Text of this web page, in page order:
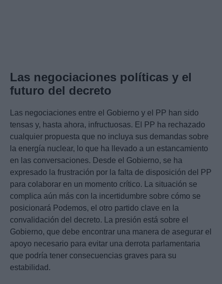
Las negociaciones políticas y el
futuro del decreto
Las negociaciones entre el Gobierno y el PP han sido
tensas y, hasta ahora, infructuosas. El PP ha rechazado
cualquier propuesta que no incluya sus demandas sobre
la energía nuclear, lo que ha llevado a un estancamiento
en las conversaciones. Desde el Gobierno, se ha
expresado la frustración por la falta de disposición del PP
para colaborar en un momento crítico. La situación se
complica aún más con la incertidumbre sobre cómo se
posicionará Podemos, el otro partido clave en la
convalidación del decreto. La presión está sobre el
Gobierno, que debe encontrar una manera de asegurar el
apoyo necesario para evitar una derrota parlamentaria
que podría tener consecuencias graves para su
estabilidad.